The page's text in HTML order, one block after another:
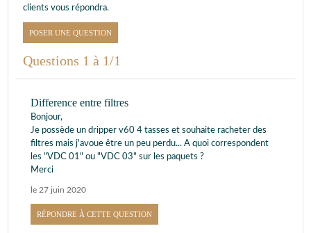
clients vous répondra.
POSER UNE QUESTION
Questions 1 à 1/1
Difference entre filtres
Bonjour,
Je possède un dripper v60 4 tasses et souhaite racheter des
filtres mais j'avoue être un peu perdu... A quoi correspondent
les "VDC 01" ou "VDC 03" sur les paquets ?
Merci
le 27 juin 2020
RÉPONDRE À CETTE QUESTION